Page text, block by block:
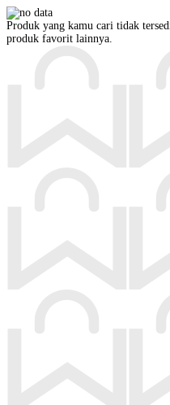
Produk yang kamu cari tidak
produk favorit lainnya.